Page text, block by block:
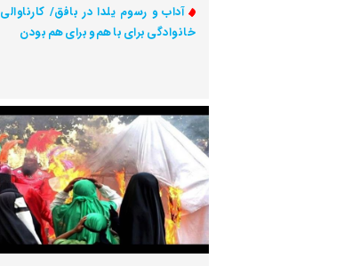
آداب و رسوم یلدا در بافق/ کارناوالی
خانوادگی برای با هم و برای هم بودن